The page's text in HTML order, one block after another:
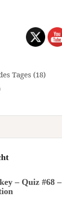
Tages (18)
– Quiz #68 –